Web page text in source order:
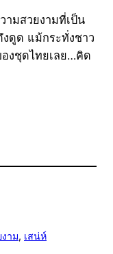
ามสวยงามที่เป็น
ดูด แม้กระทั่งชาว
งชุดไทยเลย…คิด
าม, เสน่ห์